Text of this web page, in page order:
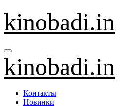
Перейти
содержанию
kinobadi.in
kinobadi.in
Контакты
Новинки